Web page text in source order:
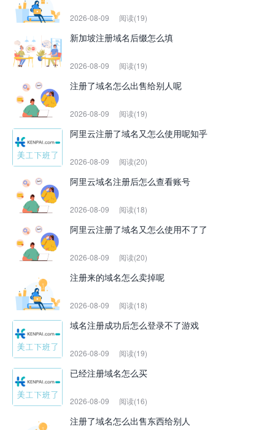
2026-08-09 阅读(19)
新加坡注册域名后缀怎么填
2026-08-09 阅读(19)
注册了域名怎么出售给别人呢
2026-08-09 阅读(19)
阿里云注册了域名又怎么使用呢知乎
2026-08-09 阅读(20)
阿里云域名注册后怎么查看账号
2026-08-09 阅读(18)
阿里云注册了域名又怎么使用不了了
2026-08-09 阅读(20)
注册来的域名怎么卖掉呢
2026-08-09 阅读(18)
域名注册成功后怎么登录不了游戏
2026-08-09 阅读(19)
已经注册域名怎么买
2026-08-09 阅读(16)
注册了域名怎么出售东西给别人